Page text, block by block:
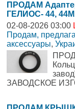
ПРОДАМ
ГЕЛИОС- 44,
02-08-2026 03:00
Продам,
аксессуары,
ЗАВОДСКОЕ